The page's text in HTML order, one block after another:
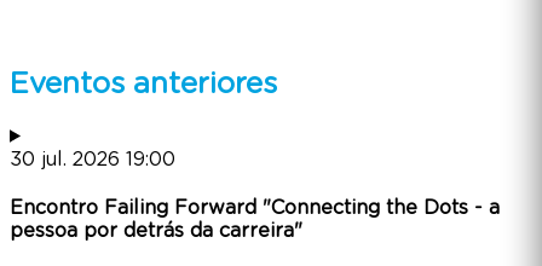
Eventos anteriores
30 jul. 2026 19:00
Encontro Failing Forward "Connecting the Dots - a
pessoa por detrás da carreira"